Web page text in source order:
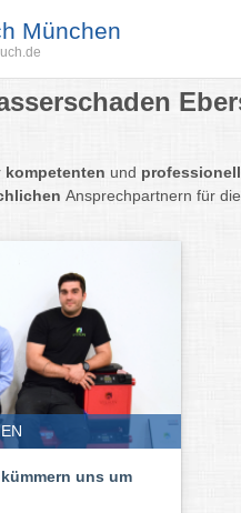
München
kompetenten und
Ansprechpartnern für die
uns um